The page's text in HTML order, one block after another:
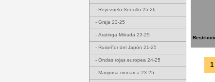
- Reyezuelo Sencillo 25-26
- Graja 23-25
- Aratinga Mitrada 23-25
- Ruiseñor del Japón 21-25
- Ondas rojas europea 24-25
- Mariposa monarca 23-25
1